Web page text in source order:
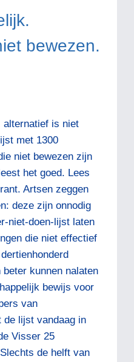
bewezen.
alternatief is niet
met 1300
niet bewezen zijn
het goed. Lees
Artsen zeggen
deze zijn onnodig
niet-doen-lijst laten
die niet effectief
kunnen nalaten
bewijs voor
van
de lijst vandaag in
Visser 25
de helft van